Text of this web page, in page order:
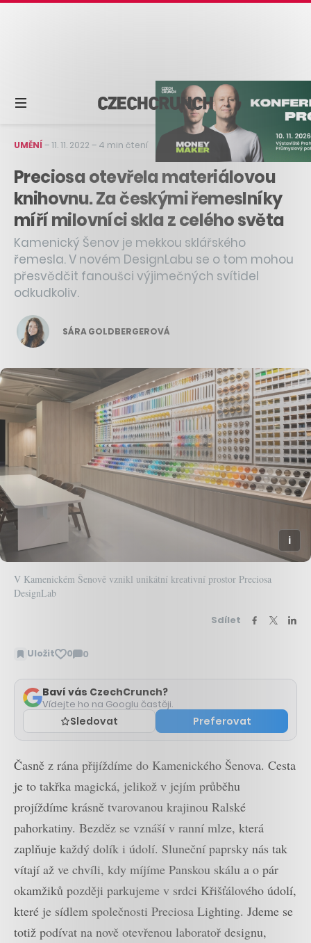
UMĚNÍ–11. 11. 2022 – 4 min čtení
Preciosa otevřela materiálovou
knihovnu. Za českými řemeslníky
míří milovníci skla z celého světa
Kamenický Šenov je mekkou sklářského
řemesla. V novém DesignLabu se o tom mohou
přesvědčit fanoušci výjimečných svítidel
odkudkoliv.
SÁRA GOLDBERGEROVÁ
V Kamenickém Šenově vznikl unikátní kreativní prostor Preciosa
DesignLab
Sdílet
Uložit 0 0
Zobrazit
Baví vás CzechCrunch?
Vídejte ho na Googlu častěji.
Sledovat Preferovat
Časně z rána přijíždíme do Kamenického Šenova. Cesta
je to takřka magická, jelikož v jejím průběhu
projíždíme krásně tvarovanou krajinou Ralské
pahorkatiny. Bezděz se vznáší v ranní mlze, která
zaplňuje každý dolík i údolí. Sluneční paprsky nás tak
vítají až ve chvíli, kdy míjíme Panskou skálu a o pár
okamžiků později parkujeme v srdci Křišťálového údolí,
které je sídlem společnosti Preciosa Lighting. Jdeme se
totiž podívat na nově otevřenou laboratoř designu,